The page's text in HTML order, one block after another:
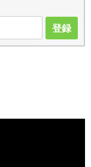
登録